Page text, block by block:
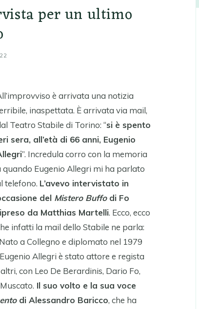
per un ultimo
è arrivata una notizia
inaspettata. È arrivata via mail,
Teatro Stabile di Torino: “si è spento
sera, all’età di 66 anni, Eugenio
”. Incredula corro con la memoria
quando Eugenio Allegri mi ha parlato
telefono. L’avevo intervistato in
del Mistero Buffodi Fo
da Matthias Martelli. Ecco, ecco
infatti la mail dello Stabile ne parla:
a Collegno e diplomato nel 1979
Allegri è stato attore e regista
con Leo De Berardinis, Dario Fo,
Il suo volto e la sua voce
di Alessandro Baricco, che ha